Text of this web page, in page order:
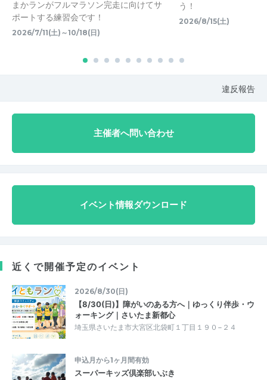
まかランがフルマラソン完走に向けてサ
ポートする練習会です！
2026/7/11(土)～10/18(日)
う！
2026/8/15(土)
違反報告
主催者へ問い合わせ
イベント情報ダウンロード
近くで開催予定のイベント
2026/8/30(日)
【8/30(日)】障がいのある方へ｜ゆっくり伴歩・ウ
ォーキング｜さいたま新都心
埼玉県さいたま市大宮区北袋町１丁目１９０−２４
申込月から1ヶ月間有効
スーパーキッズ倶楽部いぶき